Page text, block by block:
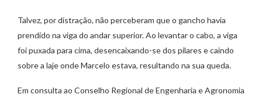
Talvez, por distração, não perceberam que o gancho havia
prendido na viga do andar superior. Ao levantar o cabo, a viga
foi puxada para cima, desencaixando-se dos pilares e caindo
sobre a laje onde Marcelo estava, resultando na sua queda.
Em consulta ao Conselho Regional de Engenharia e Agronomia